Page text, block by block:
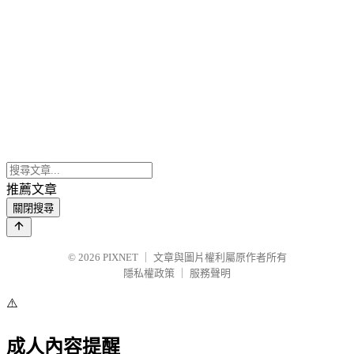
推薦文章
關閉搜尋
© 2026 PIXNET
文章與圖片權利屬原作者所有
隱私權政策
服務聲明
⚠️
成人內容提醒